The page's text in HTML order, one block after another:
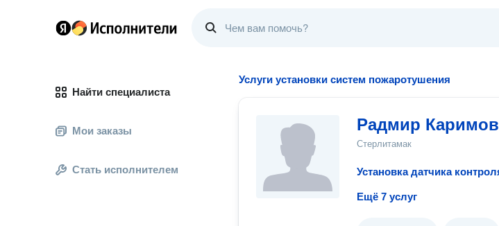
Найти специалиста
Мои заказы
Стать исполнителем
Услуги установки систем пожаротушения
Радмир Каримов
Стерлитамак
Ещё 7 услуг